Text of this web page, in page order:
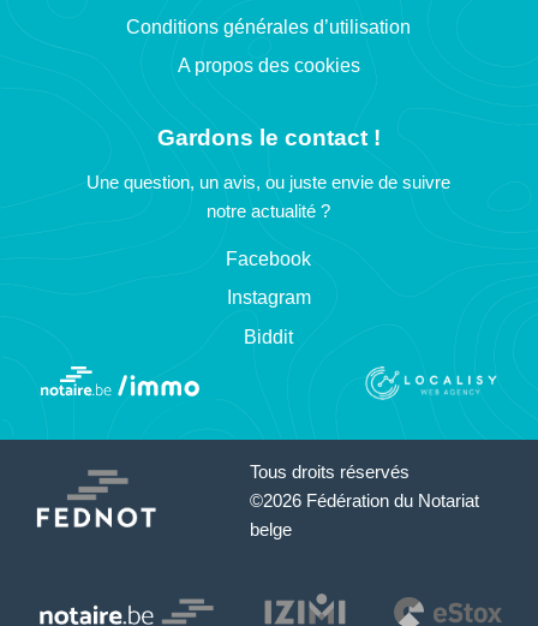
Conditions générales d’utilisation
A propos des cookies
Gardons le contact !
Une question, un avis, ou juste envie de suivre
notre actualité ?
Facebook
Instagram
Biddit
Tous droits réservés
©2026 Fédération du Notariat
belge